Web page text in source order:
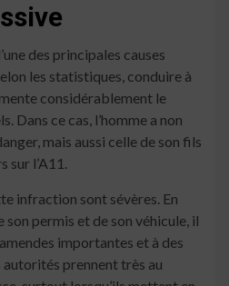
des principales causes
les statistiques, conduire à
considérablement le
Dans ce cas, l’homme a non
mais aussi celle de son fils
sur l’A11.
infraction sont sévères. En
permis et de son véhicule, il
importantes et à des
prennent très au